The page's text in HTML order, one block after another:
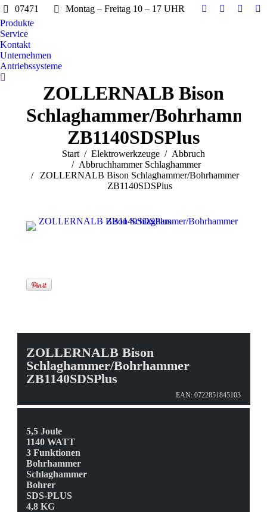
07471 Montag – Freitag 10 – 17 UHR
Facebook
Twitter
Produkte
Service
Kontakt
Unternehmen
Antriebssysteme
Search:
ZOLLERNALB Bison
Schlaghammer/Bohrhammer
ZB1140SDSPlus
Sie befinden sich hier:
Start Elektrowerkzeuge
Abbruch
Abbruchhammer Schlaghammer
ZOLLERNALB Bison Schlaghammer/Bohrhammer
ZB1140SDSPlus
ZOLLERNALB Bison
Schlaghammer/Bohrhammer
ZB1140SDSPlus
EAN: 0722851845103
5,5 Joule
1140 WATT
3 Funktionen
Bohrhammer
Schlaghammer
Bohrer
SDS-PLUS
4,8 KG